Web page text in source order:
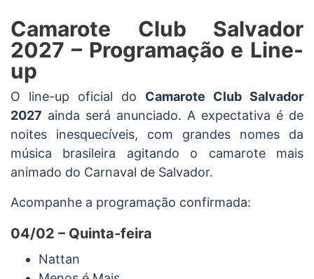
Camarote Club Salvador
2027 – Programação e Line-
up
O line-up oficial do Camarote Club Salvador
2027 ainda será anunciado. A expectativa é de
noites inesquecíveis, com grandes nomes da
música brasileira agitando o camarote mais
animado do Carnaval de Salvador.
Acompanhe a programação confirmada:
04/02 – Quinta-feira
Nattan